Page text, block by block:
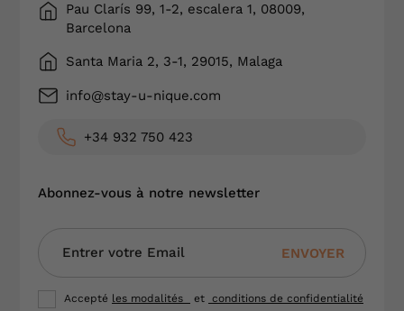
Pau Clarís 99, 1-2, escalera 1, 08009,
Barcelona
Santa Maria 2, 3-1, 29015, Malaga
info@stay-u-nique.com
+34 932 750 423
Abonnez-vous à notre newsletter
ENVOYER
Accepté les modalités et conditions de confidentialité